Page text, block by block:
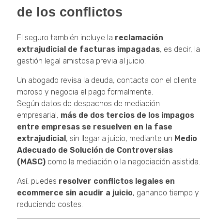
de los conflictos
El seguro también incluye la reclamación
extrajudicial de facturas impagadas, es decir, la
gestión legal amistosa previa al juicio.
Un abogado revisa la deuda, contacta con el cliente
moroso y negocia el pago formalmente.
Según datos de despachos de mediación
empresarial, más de dos tercios de los impagos
entre empresas se resuelven en la fase
extrajudicial, sin llegar a juicio, mediante un Medio
Adecuado de Solución de Controversias
(MASC) como la mediación o la negociación asistida.
Así, puedes resolver conflictos legales en
ecommerce sin acudir a juicio, ganando tiempo y
reduciendo costes.